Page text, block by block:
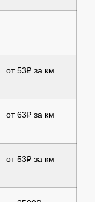
от 53₽ за км
от 63₽ за км
от 53₽ за км